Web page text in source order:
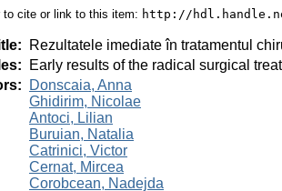
cite or link to this item: http://
:
Rezultatele imediate în tratamentul
:
Early results of the radical surgical
:
Donscaia, Anna
Ghidirim, Nicolae
Antoci, Lilian
Buruian, Natalia
Catrinici, Victor
Cernat, Mircea
Corobcean, Nadejda